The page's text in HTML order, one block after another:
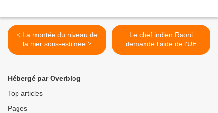
< La montée du niveau de
la mer sous-estimée ?
Le chef indien Raoni
demande l’aide de l’UE
pour protéger la forêt
Hébergé par Overblog
Top articles
Pages